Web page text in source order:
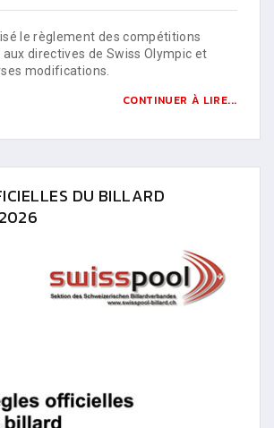
le règlement des compétitions
directives de Swiss Olympic et
modifications.
CONTINUER À LIRE...
DU BILLARD